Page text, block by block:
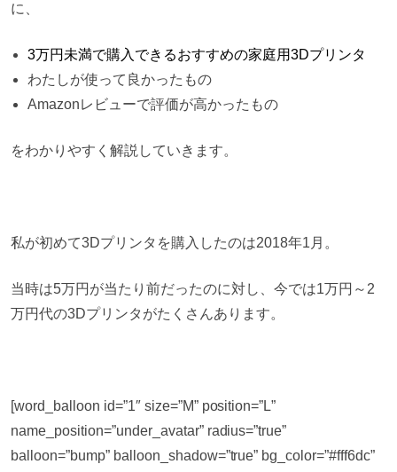
に、
3万円未満で購入できるおすすめの家庭用3Dプリンタ
わたしが使って良かったもの
Amazonレビューで評価が高かったもの
をわかりやすく解説していきます。
私が初めて3Dプリンタを購入したのは2018年1月。
当時は5万円が当たり前だったのに対し、今では1万円～2
万円代の3Dプリンタがたくさんあります。
[word_balloon id=”1″ size=”M” position=”L”
name_position=”under_avatar” radius=”true”
balloon=”bump” balloon_shadow=”true” bg_color=”#fff6dc”